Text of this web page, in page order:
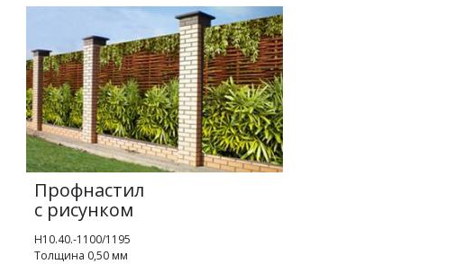
Профнастил
с рисунком
Н10.40.-1100/1195
Толщина 0,50 мм